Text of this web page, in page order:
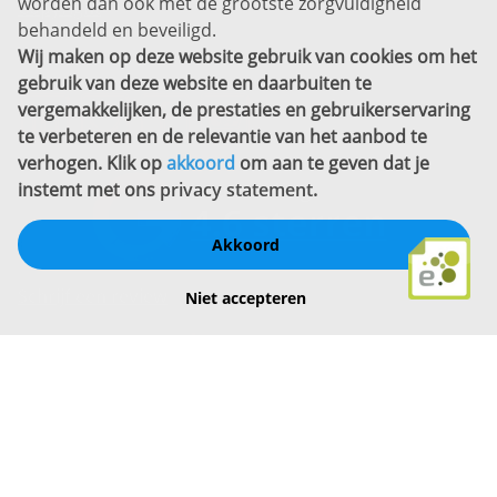
Copyright
Bekijk ook eens
behandeld en beveiligd.
Wij maken op deze website gebruik van cookies om het
gebruik van deze website en daarbuiten te
vergemakkelijken, de prestaties en gebruikerservaring
te verbeteren en de relevantie van het aanbod te
verhogen. Klik opakkoord om aan te geven dat je
instemt met ons privacy statement.
Akkoord
Niet accepteren